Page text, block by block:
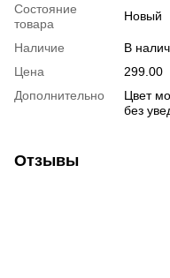
Состояние
товара
Новый
Наличие
В
Цена
299.00
Дополнительно
Цвет
без
Отзывы